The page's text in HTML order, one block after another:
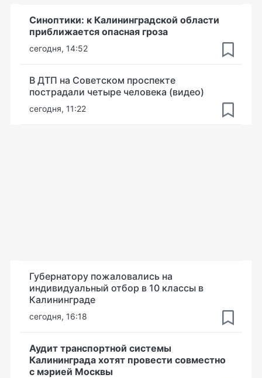
Синоптики: к Калининградской области
приближается опасная гроза
сегодня, 14:52
В ДТП на Советском проспекте
пострадали четыре человека (видео)
сегодня, 11:22
Губернатору пожаловались на
индивидуальный отбор в 10 классы в
Калининграде
сегодня, 16:18
Аудит транспортной системы
Калининграда хотят провести совместно
с мэрией Москвы